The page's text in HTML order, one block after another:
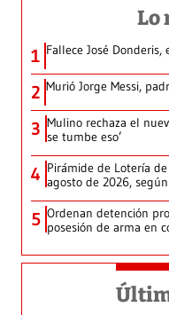
Lo
1 Fallece José
2 Murió Jorge Messi,
3 Mulino rechaza el
se tumbe eso’
4 Pirámide de Lotería
agosto de 2026,
5 Ordenan detención
posesión de arma en